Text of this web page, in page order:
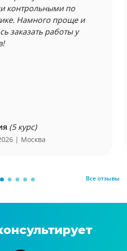
контрольными по
Намного проще и
заказать работы у
(5 курс)
| Москва
Все отзывы